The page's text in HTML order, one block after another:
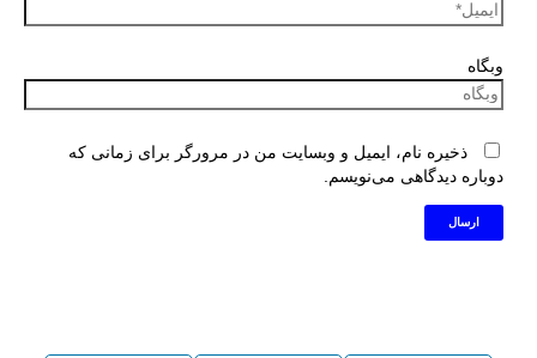
وبگاه
ذخیره نام، ایمیل و وبسایت من در مرورگر برای زمانی که
دوباره دیدگاهی می‌نویسم.